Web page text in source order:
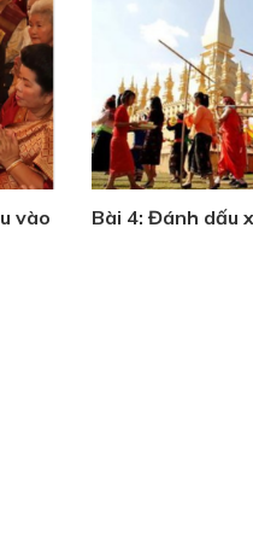
vào Bài 4: Đánh dấu